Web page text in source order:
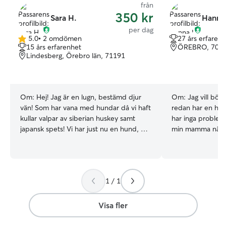
Sara H.
från
350 kr
per dag
5.0
av
5
5.0• 2 omdömen
15 års erfarenhet
Lindesberg, Örebro län, 71191
Om: Hej! Jag är en lugn, bestämd djur
vän! Som har vana med hundar då vi haft
kullar valpar av siberian huskey samt
japansk spets! Vi har just nu en hund, en
hundarna nog vara ute i naturen mycket,
Jag vill se till hundens bästa och behov.
Just nu jobbar jag mkt hemifrån så att
anpassa min vardag till att kunna passa
en till hund är inte några svårigheter, så
27 års
ÖREBRO,
Om: Jag vill
redan har en
har inga
min mamma när
jag själv en
haft en
erfarenhet av
1 / 1
Visa fler